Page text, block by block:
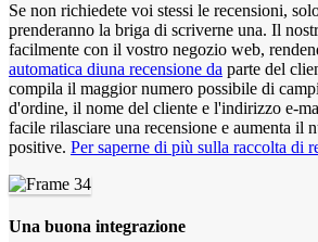
Se non richiedete voi stessi le recensioni,
prenderanno la briga di scriverne una. Il
facilmente con il vostro negozio web,
automatica diuna recensione da parte del
compila il maggior numero possibile di
d'ordine, il nome del cliente e l'indirizzo e-
facile rilasciare una recensione e aumenta il
positive. Per saperne di più sulla raccolta di
Una buona integrazione